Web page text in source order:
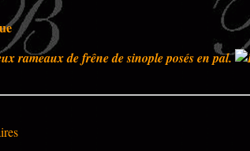
rameaux de frêne de sinople posés en pal.